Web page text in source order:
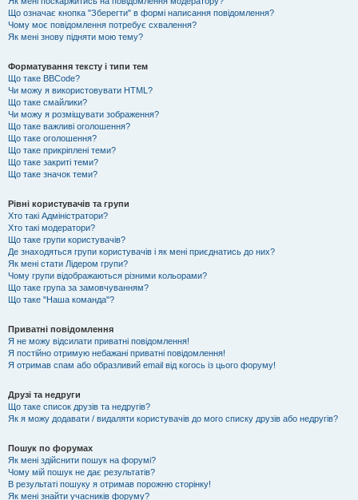
Що означає кнопка "Зберегти" в формі написання повідомлення?
Чому моє повідомлення потребує схвалення?
Як мені знову підняти мою тему?
Форматування тексту і типи тем
Що таке BBCode?
Чи можу я використовувати HTML?
Що таке смайлики?
Чи можу я розміщувати зображення?
Що таке важливі оголошення?
Що таке оголошення?
Що таке прикріплені теми?
Що таке закриті теми?
Що таке значок теми?
Рівні користувачів та групи
Хто такі Адміністратори?
Хто такі модератори?
Що таке групи користувачів?
Де знаходяться групи користувачів і як мені приєднатись до них?
Як мені стати Лідером групи?
Чому групи відображаються різними кольорами?
Що таке група за замовчуванням?
Що таке "Наша команда"?
Приватні повідомлення
Я не можу відсилати приватні повідомлення!
Я постійно отримую небажані приватні повідомлення!
Я отримав спам або образливий email від когось із цього форуму!
Друзі та недруги
Що таке список друзів та недругів?
Як я можу додавати / видаляти користувачів до мого списку друзів або недругів?
Пошук по форумах
Як мені здійснити пошук на форумі?
Чому мій пошук не дає результатів?
В результаті пошуку я отримав порожню сторінку!
Як мені знайти учасників форуму?